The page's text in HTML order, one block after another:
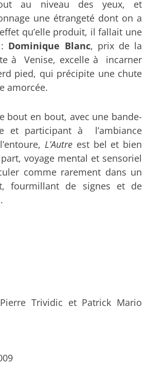
au niveau des yeux, et
une étrangeté dont on a
qu’elle produit, il fallait une
Dominique Blanc, prix de la
à Venise, excelle à incarner
pied, qui précipite une chute
amorcée.
bout en bout, avec une bande-
et participant à l’ambiance
L’Autre est bel et bien
voyage mental et sensoriel
comme rarement dans un
fourmillant de signes et de
Trividic et Patrick Mario